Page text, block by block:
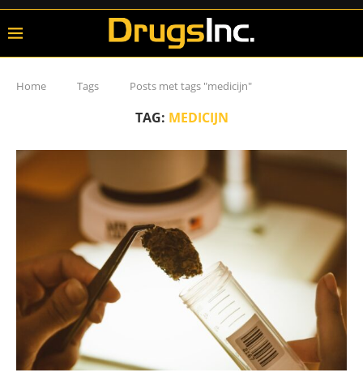
Home Tags Posts met tags "medicijn"
TAG: MEDICIJN